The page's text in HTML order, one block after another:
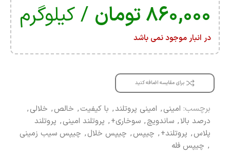
۸۶۰,۰۰۰تومان / کیلوگرم
در انبار موجود نمی باشد
برای مقایسه اضافه کنید
برچسب: امینی, امینی پروتلند, با کیفیت, خالص, خلالی,
درصد بالا, ساندویچ, سوخاری+, پروتلند امینی, پروتلند
پلاس, پروتلند+, چیپس, چیپس خلال, چیپس سیب زمینی
, چیپس فله